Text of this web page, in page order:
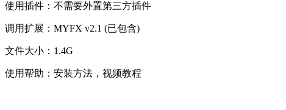
使用插件：不需要外置第三方插件
调用扩展：MYFX v2.1 (已包含)
文件大小：1.4G
使用帮助：安装方法，视频教程